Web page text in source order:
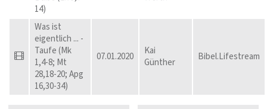
14)
Was ist
eigentlich ... -
Taufe (Mk
1,4-8; Mt
28,18-20; Apg
16,30-34)
07.01.2020
Kai
Günther
Bibel.Lifestream